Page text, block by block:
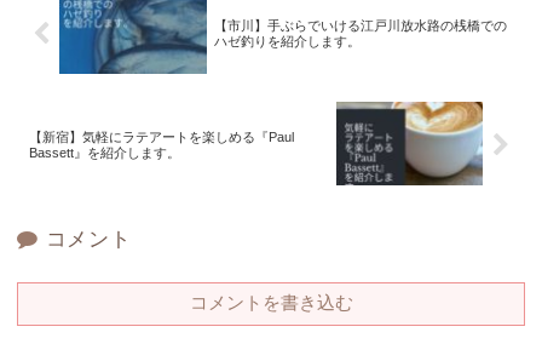
【市川】手ぶらでいける江戸川放水路の桟橋での
ハゼ釣りを紹介します。
【新宿】気軽にラテアートを楽しめる『Paul
Bassett』を紹介します。
コメント
コメントを書き込む